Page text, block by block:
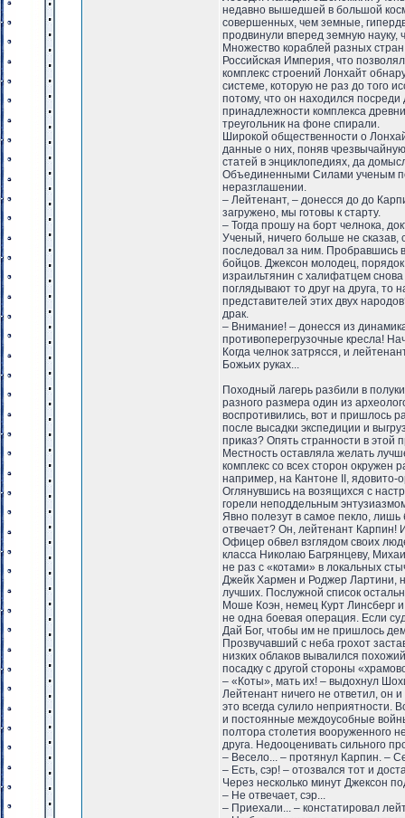
недавно вышедшей в большой
совершенных, чем земные,
продвинули вперед земную науку,
Множество кораблей разных
Российская Империя, что
комплекс строений Лонхайт
системе, которую не раз до того
потому, что он находился
принадлежности комплекса
треугольник на фоне спирали.
Широкой общественности о
данные о них, поняв
статей в энциклопедиях, да
Объединенными Силами ученым
неразглашении.
– Лейтенант, – донесся до до
загружено, мы готовы к старту.
– Тогда прошу на борт челнока,
Ученый, ничего больше не сказав,
последовал за ним. Пробравшись
бойцов. Джексон молодец,
израильтянин с халифатцем
поглядывают то друг на друга, то
представителей этих двух
драк.
– Внимание! – донесся из
противоперегрузочные кресла!
Когда челнок затрясся, и
Божьих руках...
Походный лагерь разбили в
разного размера один из
воспротивились, вот и пришлось
после высадки экспедиции и
приказ? Опять странности в этой
Местность оставляла желать
комплекс со всех сторон окружен
например, на Кантоне II, ядовито-
Оглянувшись на возящихся с
горели неподдельным
Явно полезут в самое пекло, лишь
отвечает? Он, лейтенант Карпин!
Офицер обвел взглядом своих
класса Николаю Багрянцеву,
не раз с «котами» в локальных
Джейк Хармен и Роджер Лартини,
лучших. Послужной список
Моше Коэн, немец Курт Линсберг
не одна боевая операция. Если
Дай Бог, чтобы им не пришлось
Прозвучавший с неба грохот
низких облаков вывалился
посадку с другой стороны
– «Коты», мать их! – выдохнул
Лейтенант ничего не ответил, он
это всегда сулило неприятности.
и постоянные междоусобные
полтора столетия вооруженного
друга. Недооценивать сильного
– Весело... – протянул Карпин. –
– Есть, сэр! – отозвался тот и
Через несколько минут Джексон
– Не отвечает, сэр...
– Приехали... – констатировал